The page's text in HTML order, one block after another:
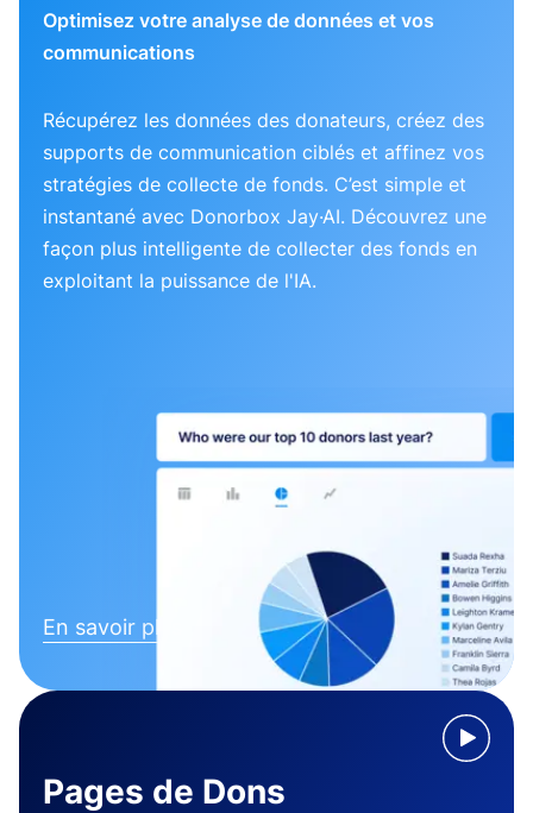
Optimisez votre analyse de données et vos
communications
Récupérez les données des donateurs, créez des
supports de communication ciblés et affinez vos
stratégies de collecte de fonds. C’est simple et
instantané avec Donorbox Jay·AI. Découvrez une
façon plus intelligente de collecter des fonds en
exploitant la puissance de l'IA.
En savoir plus
Pages de Dons